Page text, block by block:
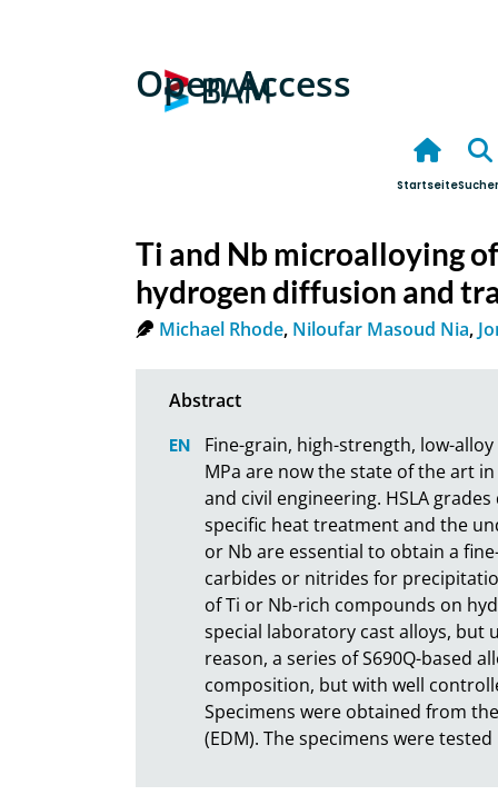
Open Access
Startseite
Ti and Nb microalloying
hydrogen diffusion and
Michael Rhode, Niloufar Masoud Nia,
Fine-grain, high-strength, low-
MPa are now the state of the art
and civil engineering. HSLA
specific heat treatment and the
or Nb are essential to obtain a
carbides or nitrides for
of Ti or Nb-rich compounds on
special laboratory cast alloys, but
reason, a series of S690Q-based
composition, but with well
Specimens were obtained from
(EDM). The specimens were